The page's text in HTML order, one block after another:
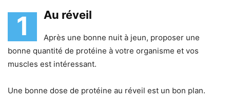
1 Au réveil
Après une bonne nuit à jeun, proposer une
bonne quantité de protéine à votre organisme et vos
muscles est intéressant.
Une bonne dose de protéine au réveil est un bon plan.